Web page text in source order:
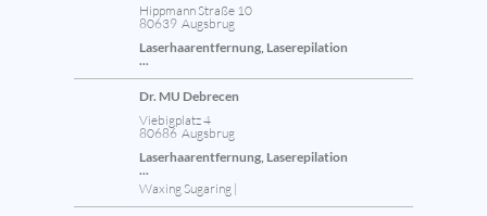
Hippmann Straße 10
80639 Augsbrug
Laserhaarentfernung, Laserepilation
...
Dr. MU Debrecen
Viebigplatz 4
80686 Augsbrug
Laserhaarentfernung, Laserepilation
...
Waxing Sugaring |